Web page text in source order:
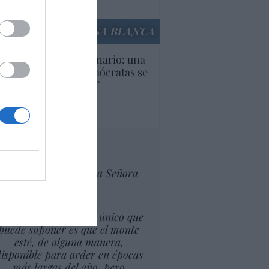
LA CASA BLANCA
Inquietante escenario: una
parte de los demócratas se
como “socialista”
anteriores
Ceuta celebra Nuestra Señora
El cambio climático lo único que
suponer es que el monte
esté, de alguna manera,
para arder en épocas